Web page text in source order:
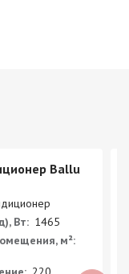
Ballu
Вт: 1465
м²: